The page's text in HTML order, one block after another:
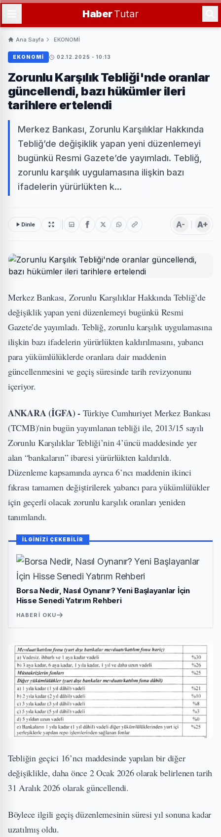
HaberTutar
Ana Sayfa EKONOMİ
EKONOMİ 02.12.2025 - 10:13
Zorunlu Karşılık Tebliği'nde oranlar
güncellendi, bazı hükümler ileri
tarihlere ertelendi
Merkez Bankası, Zorunlu Karşılıklar Hakkında
Tebliğ’de değişiklik yapan yeni düzenlemeyi
bugünkü Resmi Gazete’de yayımladı. Tebliğ,
zorunlu karşılık uygulamasına ilişkin bazı
ifadelerin yürürlükten k...
Dinle A- A+
Merkez Bankası, Zorunlu Karşılıklar Hakkında Tebliğ’de
değişiklik yapan yeni düzenlemeyi bugünkü Resmi
Gazete’de yayımladı. Tebliğ, zorunlu karşılık uygulamasına
ilişkin bazı ifadelerin yürürlükten kaldırılmasını, yabancı
para yükümlülüklerde oranlara dair maddenin
güncellenmesini ve geçiş süresinde tarih revizyonunu
içeriyor.
ANKARA (İGFA) - Türkiye Cumhuriyet Merkez Bankası
(TCMB)'nin bugün yayımlanan tebliği ile, 2013/15 sayılı
Zorunlu Karşılıklar Tebliği’nin 4’üncü maddesinde yer
alan “bankaların” ibaresi yürürlükten kaldırıldı.
Düzenleme kapsamında ayrıca 6’ncı maddenin ikinci
fıkrası tamamen değiştirilerek yabancı para yükümlülükler
için geçerli olacak zorunlu karşılık oranları yeniden
tanımlandı.
İLGİNİZİ ÇEKEBİLİR
Borsa Nedir, Nasıl Oynanır? Yeni Başlayanlar İçin
Hisse Senedi Yatırım Rehberi
HABERI OKU
Tebliğin geçici 16’ncı maddesinde yapılan bir diğer
değişiklikle, daha önce 2 Ocak 2026 olarak belirlenen tarih
31 Aralık 2026 olarak güncellendi.
Böylece ilgili geçiş düzenlemesinin süresi yıl sonuna kadar
uzatılmış oldu.